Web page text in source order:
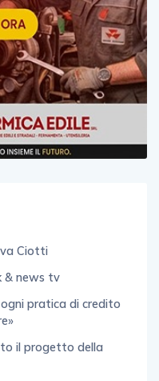
Ciotti
& news tv
pratica di credito
il progetto della